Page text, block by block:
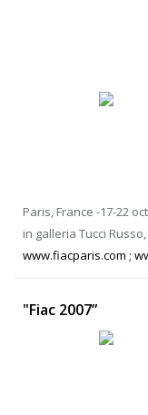
Paris, France -17-22
in galleria Tucci
www.fiacparis.com ;
"Fiac 2007”